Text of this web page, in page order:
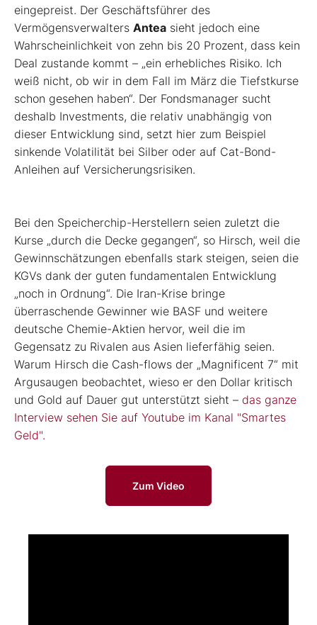
eingepreist. Der Geschäftsführer des
Vermögensverwalters Antea sieht jedoch eine
Wahrscheinlichkeit von zehn bis 20 Prozent, dass kein
Deal zustande kommt – „ein erhebliches Risiko. Ich
weiß nicht, ob wir in dem Fall im März die Tiefstkurse
schon gesehen haben“. Der Fondsmanager sucht
deshalb Investments, die relativ unabhängig von
dieser Entwicklung sind, setzt hier zum Beispiel
sinkende Volatilität bei Silber oder auf Cat-Bond-
Anleihen auf Versicherungsrisiken.
Bei den Speicherchip-Herstellern seien zuletzt die
Kurse „durch die Decke gegangen“, so Hirsch, weil die
Gewinnschätzungen ebenfalls stark steigen, seien die
KGVs dank der guten fundamentalen Entwicklung
„noch in Ordnung“. Die Iran-Krise bringe
überraschende Gewinner wie BASF und weitere
deutsche Chemie-Aktien hervor, weil die im
Gegensatz zu Rivalen aus Asien lieferfähig seien.
Warum Hirsch die Cash-flows der „Magnificent 7“ mit
Argusaugen beobachtet, wieso er den Dollar kritisch
und Gold auf Dauer gut unterstützt sieht – das ganze
Interview sehen Sie auf Youtube im Kanal "Smartes
Geld".
Zum Video